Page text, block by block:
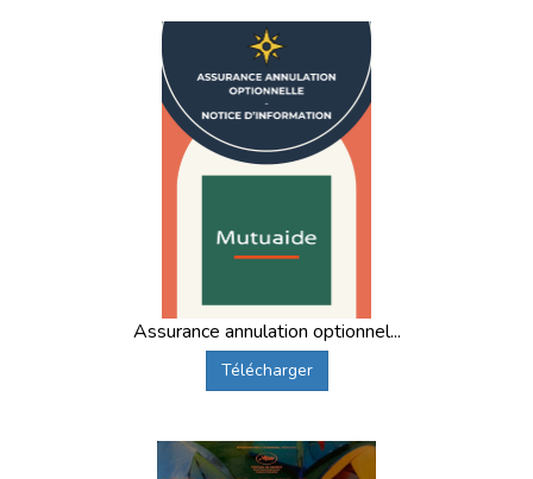
Assurance annulation optionnel...
Télécharger